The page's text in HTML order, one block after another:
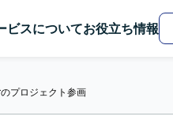
ビスについてお役立ち情報
プロジェクト参画